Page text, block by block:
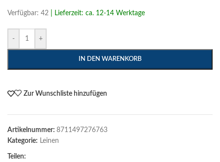
Verfügbar: 42 | Lieferzeit: ca. 12-14 Werktage
- +
IN DEN WARENKORB
Zur Wunschliste hinzufügen
Artikelnummer: 8711497276763
Kategorie: Leinen
Teilen: